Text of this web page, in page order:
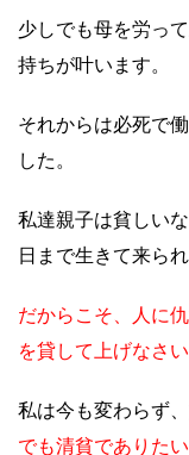
少しでも母を労っ
持ちが叶います。
それからは必死で
した。
私達親子は貧しい
日まで生きて来られ
だからこそ、人に
を貸して上げなさ
私は今も変わらず
でも清貧でありた